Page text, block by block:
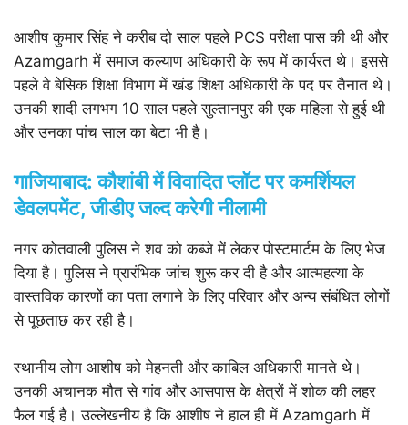
आशीष कुमार सिंह ने करीब दो साल पहले PCS परीक्षा पास की थी और
Azamgarh में समाज कल्याण अधिकारी के रूप में कार्यरत थे। इससे
पहले वे बेसिक शिक्षा विभाग में खंड शिक्षा अधिकारी के पद पर तैनात थे।
उनकी शादी लगभग 10 साल पहले सुल्तानपुर की एक महिला से हुई थी
और उनका पांच साल का बेटा भी है।
गाजियाबाद: कौशांबी में विवादित प्लॉट पर कमर्शियल
डेवलपमेंट, जीडीए जल्द करेगी नीलामी
नगर कोतवाली पुलिस ने शव को कब्जे में लेकर पोस्टमार्टम के लिए भेज
दिया है। पुलिस ने प्रारंभिक जांच शुरू कर दी है और आत्महत्या के
वास्तविक कारणों का पता लगाने के लिए परिवार और अन्य संबंधित लोगों
से पूछताछ कर रही है।
स्थानीय लोग आशीष को मेहनती और काबिल अधिकारी मानते थे।
उनकी अचानक मौत से गांव और आसपास के क्षेत्रों में शोक की लहर
फैल गई है। उल्लेखनीय है कि आशीष ने हाल ही में Azamgarh में